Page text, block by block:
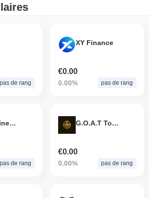
pas de rang
XY Finance
€0.00
0.00% pas de rang
Reimagined Finance
pas de rang
G.O.A.T Token
€0.00
0.00% pas de rang